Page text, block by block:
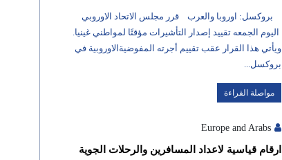
بروكسل: اوروبا والعرب قرر مجلس الاتحاد الاوروبي
اليوم الجمعه تقييد إصدار التأشيرات مؤقتًا لمواطني غينيا.
ويأتي هذا القرار عقب تقييم أجرته المفوضيةالاوروبية في
بروكسل...
مواصلة القراءة
Europe and Arabs
ارقام قياسية لاعداد المسافرين والرحلات الجوية